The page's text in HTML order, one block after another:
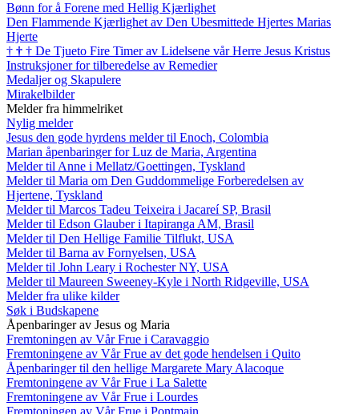
Bønn for å Forene med Hellig Kjærlighet
Den Flammende Kjærlighet av Den Ubesmittede Hjertes Marias
Hjerte
† † † De Tjueto Fire Timer av Lidelsene vår Herre Jesus Kristus
Instruksjoner for tilberedelse av Remedier
Medaljer og Skapulere
Mirakelbilder
Melder fra himmelriket
Nylig melder
Jesus den gode hyrdens melder til Enoch, Colombia
Marian åpenbaringer for Luz de Maria, Argentina
Melder til Anne i Mellatz/Goettingen, Tyskland
Melder til Maria om Den Guddommelige Forberedelsen av
Hjertene, Tyskland
Melder til Marcos Tadeu Teixeira i Jacareí SP, Brasil
Melder til Edson Glauber i Itapiranga AM, Brasil
Melder til Den Hellige Familie Tilflukt, USA
Melder til Barna av Fornyelsen, USA
Melder til John Leary i Rochester NY, USA
Melder til Maureen Sweeney-Kyle i North Ridgeville, USA
Melder fra ulike kilder
Søk i Budskapene
Åpenbaringer av Jesus og Maria
Fremtoningen av Vår Frue i Caravaggio
Fremtoningene av Vår Frue av det gode hendelsen i Quito
Åpenbaringer til den hellige Margarete Mary Alacoque
Fremtoningene av Vår Frue i La Salette
Fremtoningene av Vår Frue i Lourdes
Fremtoningen av Vår Frue i Pontmain